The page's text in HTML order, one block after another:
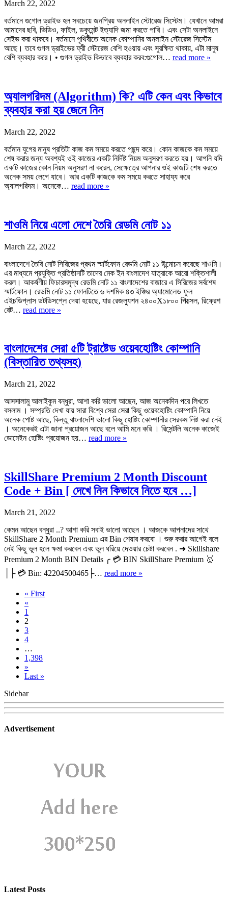
March 22, 2022
বর্তমানে গুগোল ড্রাইভ হল সবচেয়ে জনপ্রিয় অনলাইন স্টোরেজ সিস্টেম। যেখানে আমরা
আমাদের ছবি, ভিডিও, ফাইল, ডকুমেন্ট ইত্যাদি জমা করতে পারি। এবং সেটা অনলাইনে
সেইভ করা থাকবে। বর্তমানে পৃথিবীতে অনেক কোম্পানির অনলাইন স্টোরেজ সিস্টেম
আছে। তবে গুগল ড্রাইভের ফ্রী স্টোরেজ বেশি হওয়ায় এবং সুরক্ষিত থাকায়, এটা মানুষ
বেশি ব্যবহার করে। • গুগল ড্রাইভ কিভাবে ব্যবহার করব:গুগোল… read more »
অ্যালগরিদম (Algorithm) কি? এটি কেন এবং কিভাবে
ব্যবহার করা হয় জেনে নিন
March 22, 2022
বর্তমান যুগের মানুষ প্রতিটা কাজ কম সময়ে করতে পছন্দ করে। কোন কাজকে কম সময়ে
শেষ করার জন্য অবশ্যই ওই কাজের একটি নির্দিষ্ট নিয়ম অনুসরণ করতে হয়। আপনি যদি
একটি কাজের কোন নিয়ম অনুসরণ না করেন, সেক্ষেত্রে আপনার ওই কাজটি শেষ করতে
অনেক সময় লেগে যাবে। আর একটি কাজকে কম সময়ে করতে সাহায্য করে
অ্যালগরিদম। অনেকে… read more »
শাওমি নিয়ে এলো দেশে তৈরি রেডমি নোট ১১
March 22, 2022
বাংলাদেশে তৈরি নোট সিরিজের প্রথম স্মার্টফোন রেডমি নোট ১১ উন্মোচন করেছে শাওমি।
এর মাধ্যমে প্রযুক্তি প্রতিষ্ঠানটি তাদের মেক ইন বাংলাদেশ যাত্রাকে আরো শক্তিশালী
করল। আকর্ষণীয় ফিচারসমৃদ্ধ রেডমি নোট ১১ বাংলাদেশের বাজারে এ সিরিজের সর্বশেষ
স্মার্টফোন। রেডমি নোট ১১ ফোনটিতে ৬ দশমিক ৪৩ ইঞ্চির অ্যামোলেড ফুল
এইচডিপ্লাস ডটডিসপ্লে দেয়া হয়েছে, যার রেজল্যুশন ২৪০০X১৮০০ পিক্সেল, রিফ্রেশ
রেট… read more »
বাংলাদেশের সেরা ৫টি ট্রাষ্টেড ওয়েবহোষ্টিং কোম্পানি
(বিস্তারিত তথ্যসহ)
March 21, 2022
আসসালামু আলাইকুম বন্ধুরা, আশা করি ভালো আছেন, আজ অনেকদিন পরে লিখতে
বসলাম । সম্প্রতি দেখা যায় সারা বিশ্বে সেরা সেরা কিছু ওয়েবহোষ্টিং কোম্পানি নিয়ে
অনেক পোষ্ট আছে, কিন্তু বাংলাদেশি ভালো কিছু হোষ্টিং কোম্পানীর সেরকম লিষ্ট করা নেই
। অনেকেরই এটা জানা প্রয়োজন আছে বলে আমি মনে করি । রিসেন্টলি অনেক কাজেই
ডোমেইন হোষ্টিং প্রয়োজন হয়… read more »
SkillShare Premium 2 Month Discount
Code + Bin [ দেখে নিন কিভাবে নিতে হবে …]
March 21, 2022
কেমন আছেন বন্ধুরা ..? আশা করি সবাই ভালো আছেন । আজকে আপনাদের সাথে
SkillShare 2 Month Premium এর Bin শেয়ার করবো । শুরু করার আগেই বলে
নেই কিছু ভুল হলে ক্ষমা করবেন এবং ভুল ধরিয়ে দেওয়ার চেষ্টা করবেন . ➜ Skillshare
Premium 2 Month BIN Details ╭ 💳 BIN SkillShare Premium 🥇
│├ 💳 Bin: 42204500465├… read more »
« First
«
1
2
3
4
…
1,398
»
Last »
Sidebar
Advertisement
Latest Posts